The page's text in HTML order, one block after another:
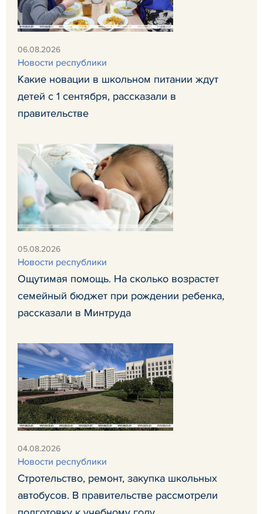
06.08.2026
Новости республики
Какие новации в школьном питании ждут
детей с 1 сентября, рассказали в
правительстве
05.08.2026
Новости республики
Ощутимая помощь. На сколько возрастет
семейный бюджет при рождении ребенка,
рассказали в Минтруда
04.08.2026
Новости республики
Стротельство, ремонт, закупка школьных
автобусов. В правительстве рассмотрели